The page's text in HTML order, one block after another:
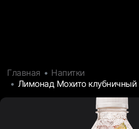
Главная
Напитки
Лимонад Мохито клубничный